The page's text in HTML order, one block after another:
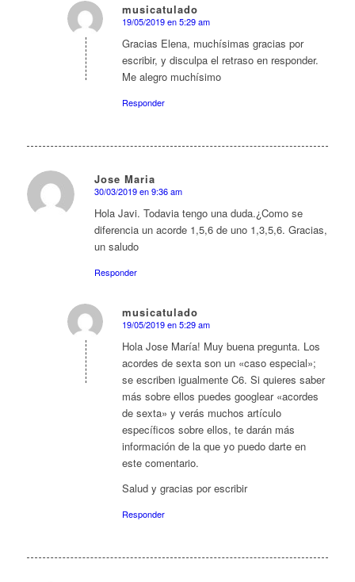
musicatulado
Dice:
19/05/2019 en 5:29 am
Gracias Elena, muchísimas gracias por
escribir, y disculpa el retraso en responder.
Me alegro muchísimo
Responder
Jose Maria
Dice:
30/03/2019 en 9:36 am
Hola Javi. Todavia tengo una duda.¿Como se
diferencia un acorde 1,5,6 de uno 1,3,5,6. Gracias,
un saludo
Responder
musicatulado
Dice:
19/05/2019 en 5:29 am
Hola Jose María! Muy buena pregunta. Los
acordes de sexta son un «caso especial»;
se escriben igualmente C6. Si quieres saber
más sobre ellos puedes googlear «acordes
de sexta» y verás muchos artículo
específicos sobre ellos, te darán más
información de la que yo puedo darte en
este comentario.
Salud y gracias por escribir
Responder